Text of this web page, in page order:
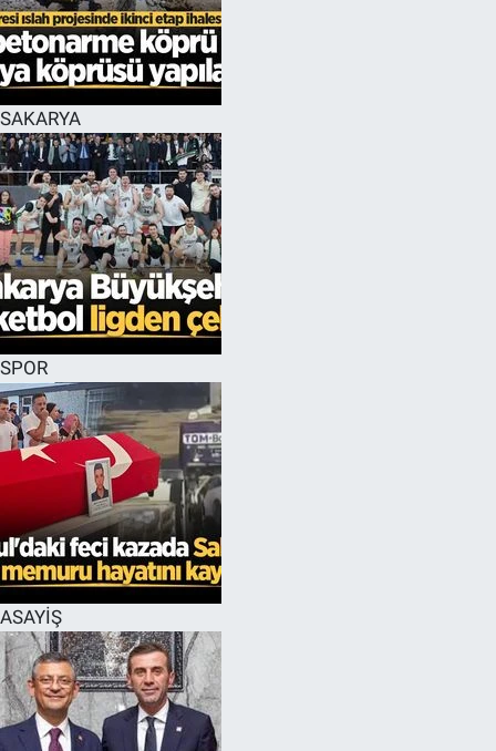
SAKARYA
SPOR
ASAYİŞ
EĞİTİM
MAGAZİN
ÖZEL HABER
HALK54 PANORAMA